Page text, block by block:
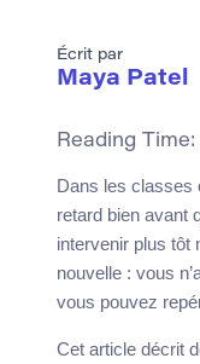
Écrit par
Maya Patel
Reading Time:
Dans les classes
retard bien avant
intervenir plus tôt
nouvelle : vous
vous pouvez
Cet article décrit